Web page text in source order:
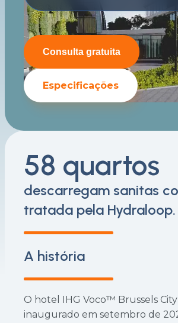
Consulta gratuita
Especificações
58 quartos
descarregam sanitas
tratada pela Hydraloop.
A história
O hotel IHG Voco™ Brussels
inaugurado em setembro de